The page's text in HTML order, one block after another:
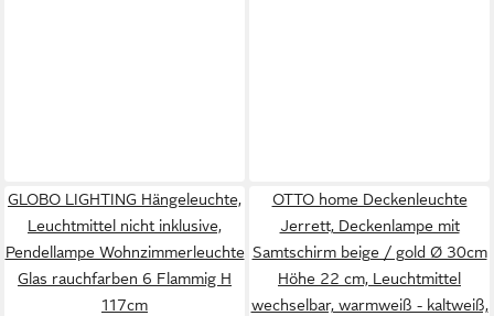
GLOBO LIGHTING Hängeleuchte,
Leuchtmittel nicht inklusive,
Pendellampe Wohnzimmerleuchte
Glas rauchfarben 6 Flammig H
117cm
OTTO home Deckenleuchte
Jerrett, Deckenlampe mit
Samtschirm beige / gold Ø 30cm
Höhe 22 cm, Leuchtmittel
wechselbar, warmweiß - kaltweiß,